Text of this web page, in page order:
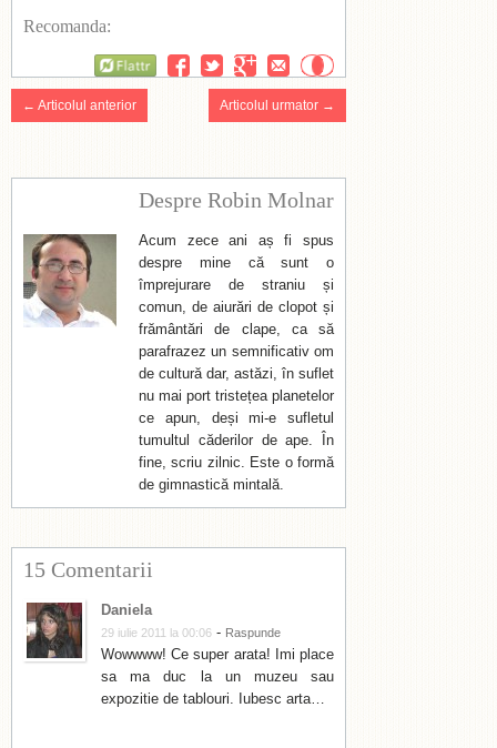
Recomanda:
← Articolul anterior Articolul urmator →
Despre Robin Molnar
Acum zece ani aș fi spus
despre mine că sunt o
împrejurare de straniu și
comun, de aiurări de clopot și
frământări de clape, ca să
parafrazez un semnificativ om
de cultură dar, astăzi, în suflet
nu mai port tristețea planetelor
ce apun, deși mi-e sufletul
tumultul căderilor de ape. În
fine, scriu zilnic. Este o formă
de gimnastică mintală.
15 Comentarii
Daniela
29 iulie 2011 la 00:06 - Raspunde
Wowwww! Ce super arata! Imi place
sa ma duc la un muzeu sau
expozitie de tablouri. Iubesc arta…